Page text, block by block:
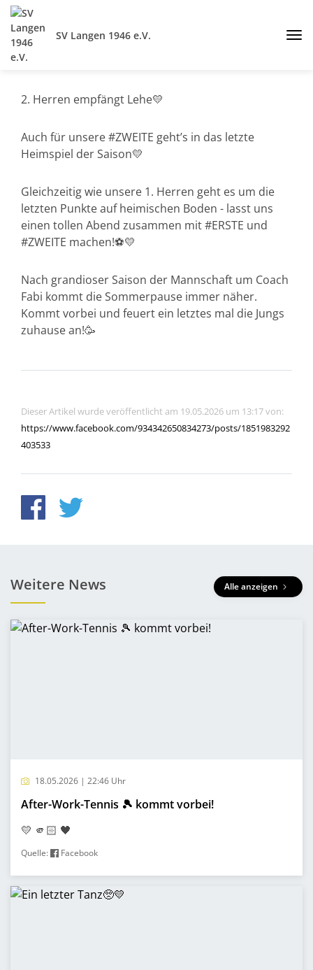
SV Langen 1946 e.V.
2. Herren empfängt Lehe💛
Auch für unsere #ZWEITE geht’s in das letzte
Heimspiel der Saison💛
Gleichzeitig wie unsere 1. Herren geht es um die
letzten Punkte auf heimischen Boden - lasst uns
einen tollen Abend zusammen mit #ERSTE und
#ZWEITE machen!⚽️💛
Nach grandioser Saison der Mannschaft um Coach
Fabi kommt die Sommerpause immer näher.
Kommt vorbei und feuert ein letztes mal die Jungs
zuhause an!🥳
Dieser Artikel wurde veröffentlicht am 19.05.2026 um 13:17 von:
https://www.facebook.com/934342650834273/posts/1851983292
403533
Weitere News Alle anzeigen
18.05.2026 | 22:46 Uhr
After-Work-Tennis 🎾 kommt vorbei!
💛 🫵🏻 🖤
Quelle: Facebook